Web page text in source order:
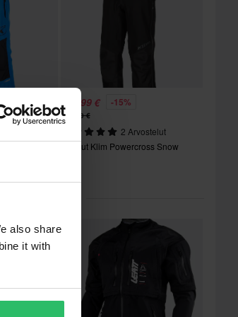
also share
it with
Asfaltti
366,99 € -15%
430,00 €
2 Arvostelut
Housut Klim Powercross Snow